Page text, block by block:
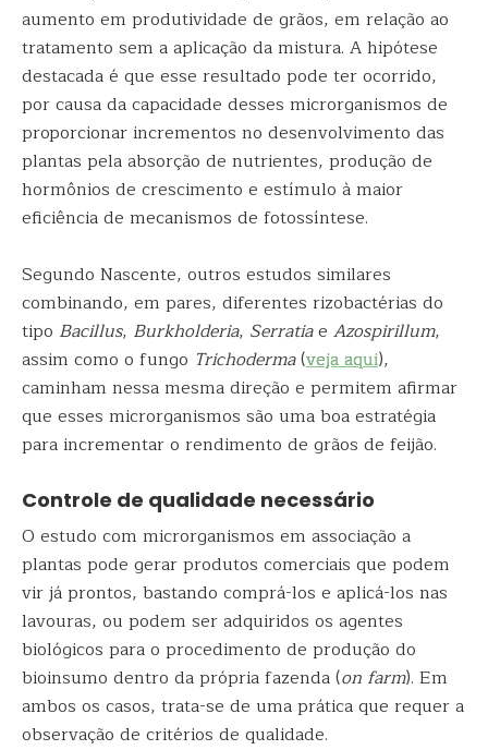
aumento em produtividade de grãos, em relação ao
tratamento sem a aplicação da mistura. A hipótese
destacada é que esse resultado pode ter ocorrido,
por causa da capacidade desses microrganismos de
proporcionar incrementos no desenvolvimento das
plantas pela absorção de nutrientes, produção de
hormônios de crescimento e estímulo à maior
eficiência de mecanismos de fotossíntese.
Segundo Nascente, outros estudos similares
combinando, em pares, diferentes rizobactérias do
tipo Bacillus, Burkholderia, Serratiae Azospirillum,
assim como o fungo Trichoderma(veja aqui),
caminham nessa mesma direção e permitem afirmar
que esses microrganismos são uma boa estratégia
para incrementar o rendimento de grãos de feijão.
Controle de qualidade necessário
O estudo com microrganismos em associação a
plantas pode gerar produtos comerciais que podem
vir já prontos, bastando comprá-los e aplicá-los nas
lavouras, ou podem ser adquiridos os agentes
biológicos para o procedimento de produção do
bioinsumo dentro da própria fazenda (on farm). Em
ambos os casos, trata-se de uma prática que requer a
observação de critérios de qualidade.